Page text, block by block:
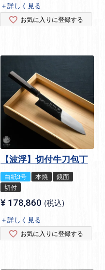
＋詳しく見る
お気に入りに登録する
【波浮】切付牛刀包丁
白紙3号 本焼
鏡面
切付
¥ 178,860 税込
＋詳しく見る
お気に入りに登録する